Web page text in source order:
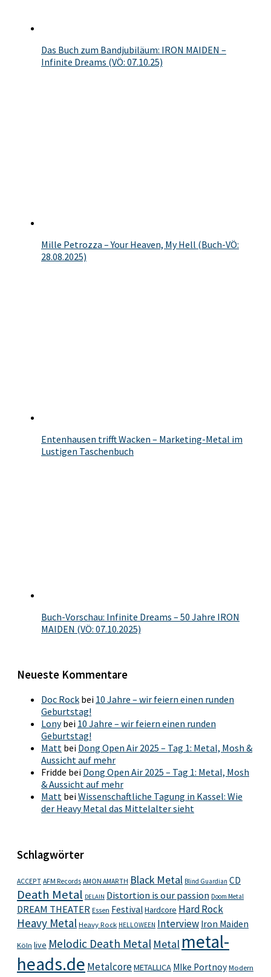
Das Buch zum Bandjubiläum: IRON MAIDEN –
Infinite Dreams (VÖ: 07.10.25)
Mille Petrozza – Your Heaven, My Hell (Buch-VÖ:
28.08.2025)
Entenhausen trifft Wacken – Marketing-Metal im
Lustigen Taschenbuch
Buch-Vorschau: Infinite Dreams – 50 Jahre IRON
MAIDEN (VÖ: 07.10.2025)
Neueste Kommentare
Doc Rock bei 10 Jahre – wir feiern einen runden
Geburtstag!
Lonybei 10 Jahre – wir feiern einen runden
Geburtstag!
Matt bei Dong Open Air 2025 – Tag 1: Metal, Mosh &
Aussicht auf mehr
Fridde bei Dong Open Air 2025 – Tag 1: Metal, Mosh
& Aussicht auf mehr
Matt beiWissenschaftliche Tagung in Kassel: Wie
der Heavy Metal das Mittelalter sieht
Schlagwörter
ACCEPT AFM Records AMON AMARTH Black Metal Blind Guardian CD
Death Metal DELAIN Distortion is our passion Doom Metal
DREAM THEATER Essen FestivalHardcore Hard Rock
Heavy Metal Heavy Rock HELLOWEEN Interview Iron Maiden
Köln live Melodic Death Metal Metal metal-
heads.de MetalcoreMETALLICA MIke Portnoy Modern